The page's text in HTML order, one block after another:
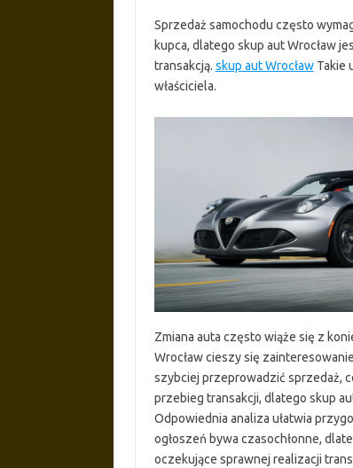
Sprzedaż samochodu często
kupca, dlatego skup aut Wrocław
transakcją. skup aut WrocławTakie
właściciela.
Zmiana auta często wiąże się z
Wrocław cieszy się
szybciej przeprowadzić sprzedaż,
przebieg transakcji, dlatego skup
Odpowiednia analiza ułatwia
ogłoszeń bywa czasochłonne,
oczekujące sprawnej realizacji